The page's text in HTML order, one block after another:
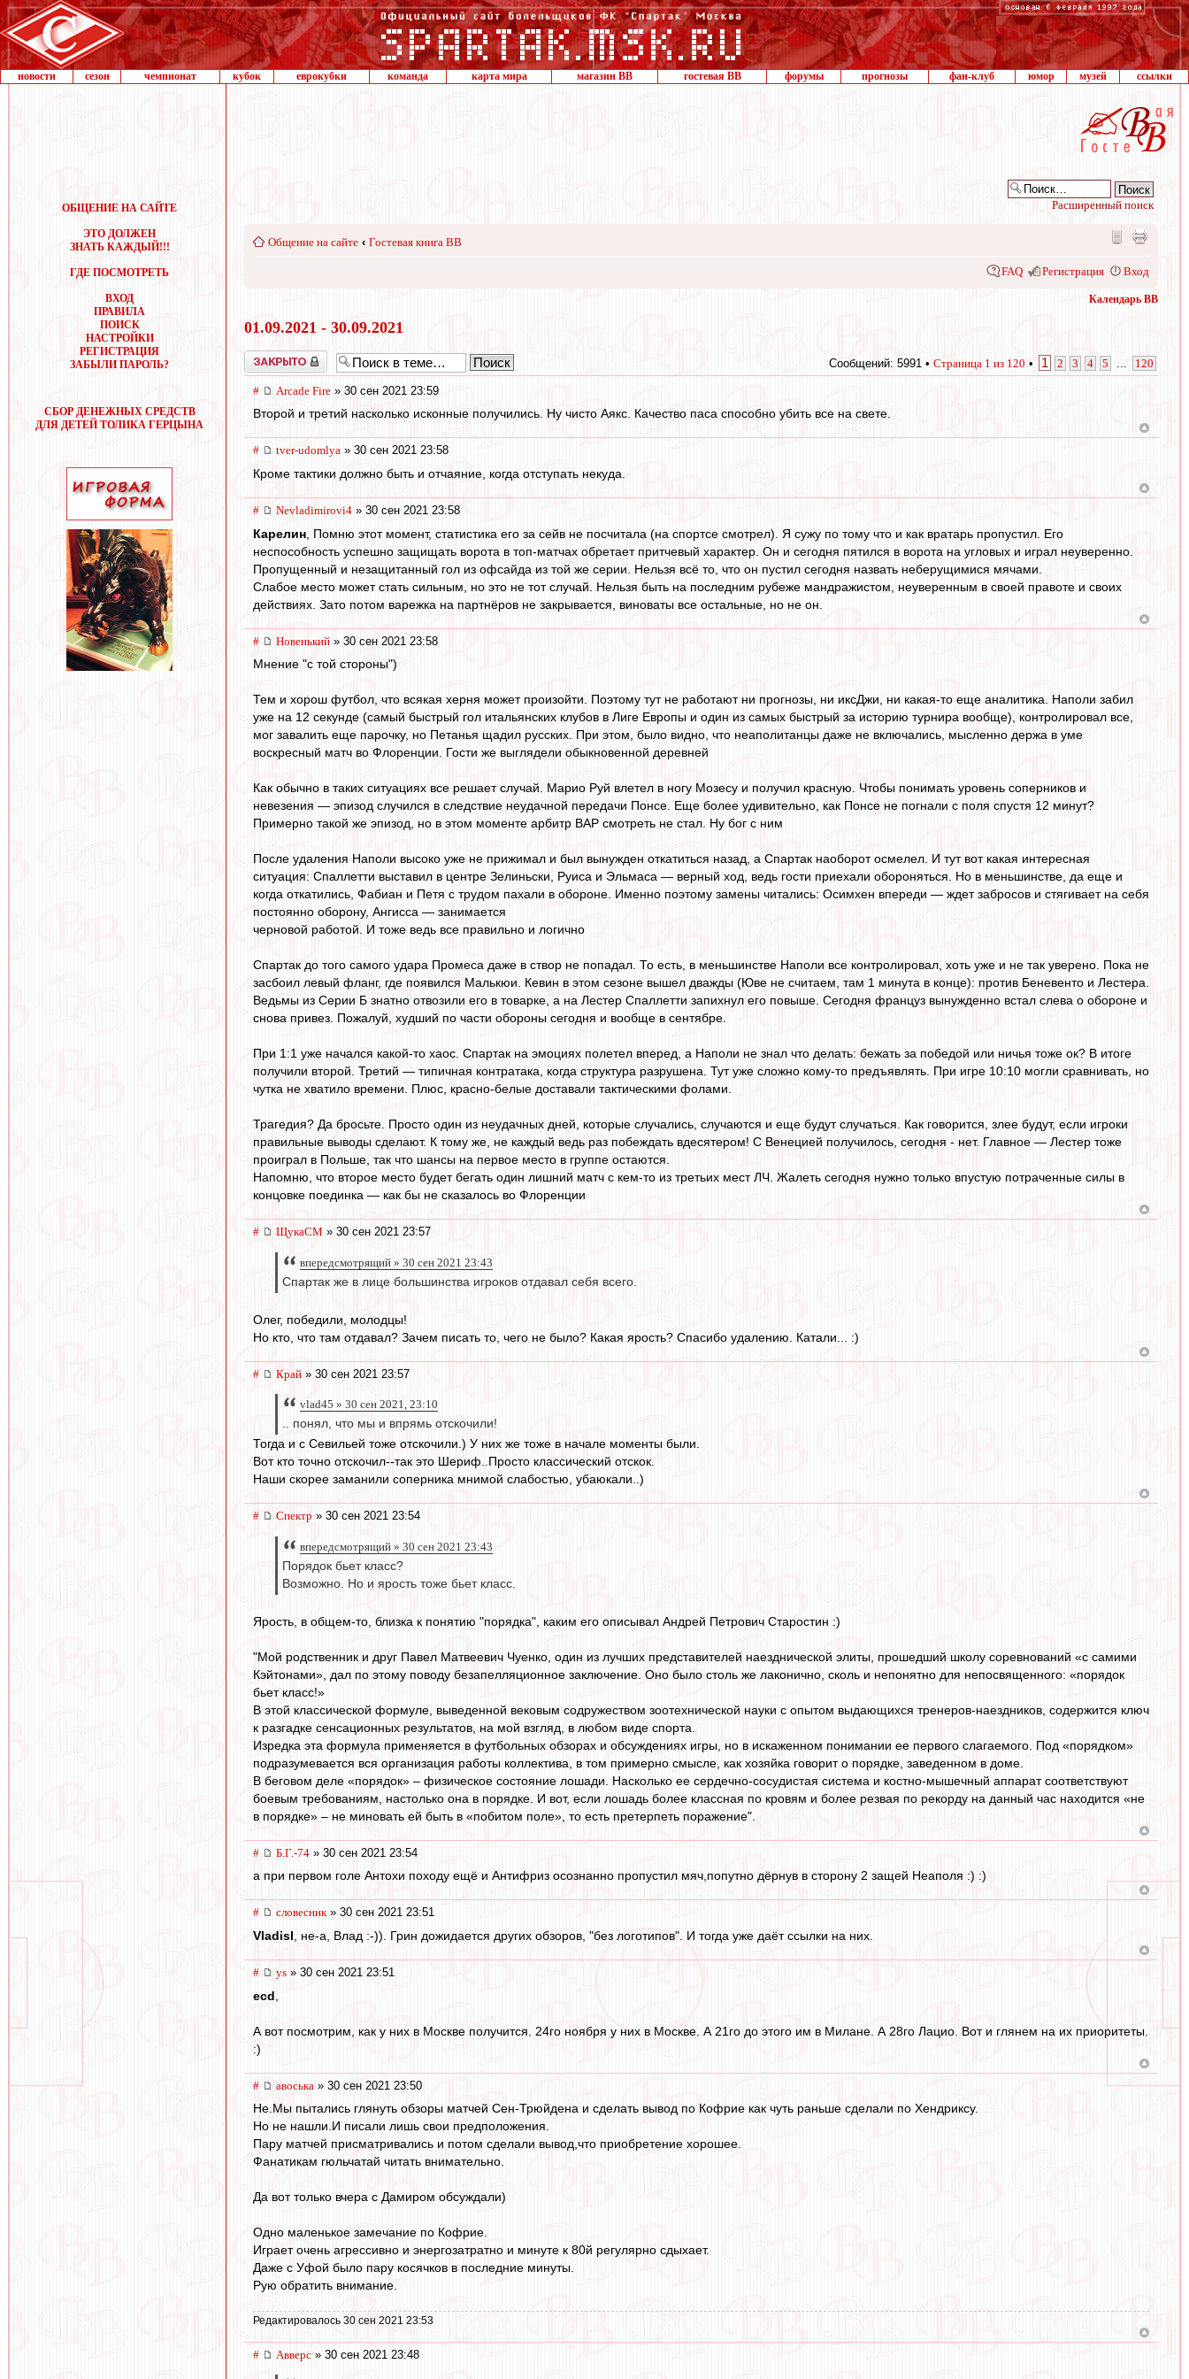
новости сезон чемпионат кубок еврокубки команда карта мира магазин ВВ гостевая ВВ форумы прогнозы фан-клуб юмор музей ссылки
ОБЩЕНИЕ НА САЙТЕ
ЭТО ДОЛЖЕН
ЗНАТЬ КАЖДЫЙ!!!
ГДЕ ПОСМОТРЕТЬ
ВХОД
ПРАВИЛА
ПОИСК
НАСТРОЙКИ
РЕГИСТРАЦИЯ
ЗАБЫЛИ ПАРОЛЬ?
СБОР ДЕНЕЖНЫХ СРЕДСТВ
ДЛЯ ДЕТЕЙ ТОЛИКА ГЕРЦЫНА
Расширенный поиск
Общение на сайте ‹ Гостевая книга ВВ
FAQ Регистрация Вход
Календарь ВВ
01.09.2021 - 30.09.2021
Закрыто Сообщений: 5991 • Страница 1 из 120 • 1 2 3 4 5 120
# Arcade Fire » 30 сен 2021 23:59
Второй и третий насколько исконные получились. Ну чисто Аякс. Качество паса способно убить все на свете.
# tver-udomlya » 30 сен 2021 23:58
Кроме тактики должно быть и отчаяние, когда отступать некуда.
# Nevladimirovi4 » 30 сен 2021 23:58
Карелин , Помню этот момент, статистика его за сейв не посчитала (на спортсе смотрел). Я сужу по тому что и как вратарь пропустил. Его
неспособность успешно защищать ворота в топ-матчах обретает притчевый характер. Он и сегодня пятился в ворота на угловых и играл неуверенно.
Пропущенный и незащитанный гол из офсайда из той же серии. Нельзя всё то, что он пустил сегодня назвать неберущимися мячами.
Слабое место может стать сильным, но это не тот случай. Нельзя быть на последним рубеже мандражистом, неуверенным в своей правоте и своих
действиях. Зато потом варежка на партнёров не закрывается, виноваты все остальные, но не он.
# Новенький » 30 сен 2021 23:58
Мнение "с той стороны")
Тем и хорош футбол, что всякая херня может произойти. Поэтому тут не работают ни прогнозы, ни иксДжи, ни какая-то еще аналитика. Наполи забил
уже на 12 секунде (самый быстрый гол итальянских клубов в Лиге Европы и один из самых быстрый за историю турнира вообще), контролировал все,
мог завалить еще парочку, но Петанья щадил русских. При этом, было видно, что неаполитанцы даже не включались, мысленно держа в уме
воскресный матч во Флоренции. Гости же выглядели обыкновенной деревней
Как обычно в таких ситуациях все решает случай. Марио Руй влетел в ногу Мозесу и получил красную. Чтобы понимать уровень соперников и
невезения — эпизод случился в следствие неудачной передачи Понсе. Еще более удивительно, как Понсе не погнали с поля спустя 12 минут?
Примерно такой же эпизод, но в этом моменте арбитр ВАР смотреть не стал. Ну бог с ним
После удаления Наполи высоко уже не прижимал и был вынужден откатиться назад, а Спартак наоборот осмелел. И тут вот какая интересная
ситуация: Спаллетти выставил в центре Зелиньски, Руиса и Эльмаса — верный ход, ведь гости приехали обороняться. Но в меньшинстве, да еще и
когда откатились, Фабиан и Петя с трудом пахали в обороне. Именно поэтому замены читались: Осимхен впереди — ждет забросов и стягивает на себя
постоянно оборону, Ангисса — занимается
черновой работой. И тоже ведь все правильно и логично
Спартак до того самого удара Промеса даже в створ не попадал. То есть, в меньшинстве Наполи все контролировал, хоть уже и не так уверено. Пока не
засбоил левый фланг, где появился Малькюи. Кевин в этом сезоне вышел дважды (Юве не считаем, там 1 минута в конце): против Беневенто и Лестера.
Ведьмы из Серии Б знатно отвозили его в товарке, а на Лестер Спаллетти запихнул его повыше. Сегодня француз вынужденно встал слева о обороне и
снова привез. Пожалуй, худший по части обороны сегодня и вообще в сентябре.
При 1:1 уже начался какой-то хаос. Спартак на эмоциях полетел вперед, а Наполи не знал что делать: бежать за победой или ничья тоже ок? В итоге
получили второй. Третий — типичная контратака, когда структура разрушена. Тут уже сложно кому-то предъявлять. При игре 10:10 могли сравнивать, но
чутка не хватило времени. Плюс, красно-белые доставали тактическими фолами.
Трагедия? Да бросьте. Просто один из неудачных дней, которые случались, случаются и еще будут случаться. Как говорится, злее будут, если игроки
правильные выводы сделают. К тому же, не каждый ведь раз побеждать вдесятером! С Венецией получилось, сегодня - нет. Главное — Лестер тоже
проиграл в Польше, так что шансы на первое место в группе остаются.
Напомню, что второе место будет бегать один лишний матч с кем-то из третьих мест ЛЧ. Жалеть сегодня нужно только впустую потраченные силы в
концовке поединка — как бы не сказалось во Флоренции
# ЩукаСМ » 30 сен 2021 23:57
впередсмотрящий » 30 сен 2021 23:43
Спартак же в лице большинства игроков отдавал себя всего.
Олег, победили, молодцы!
Но кто, что там отдавал? Зачем писать то, чего не было? Какая ярость? Спасибо удалению. Катали... :)
# Край » 30 сен 2021 23:57
vlad45 » 30 сен 2021, 23:10
.. понял, что мы и впрямь отскочили!
Тогда и с Севильей тоже отскочили.) У них же тоже в начале моменты были.
Вот кто точно отскочил--так это Шериф..Просто классический отскок.
Наши скорее заманили соперника мнимой слабостью, убаюкали..)
# Спектр » 30 сен 2021 23:54
впередсмотрящий » 30 сен 2021 23:43
Порядок бьет класс?
Возможно. Но и ярость тоже бьет класс.
Ярость, в общем-то, близка к понятию "порядка", каким его описывал Андрей Петрович Старостин :)
"Мой родственник и друг Павел Матвеевич Чуенко, один из лучших представителей наезднической элиты, прошедший школу соревнований «с самими
Кэйтонами», дал по этому поводу безапелляционное заключение. Оно было столь же лаконично, сколь и непонятно для непосвященного: «порядок
бьет класс!»
В этой классической формуле, выведенной вековым содружеством зоотехнической науки с опытом выдающихся тренеров-наездников, содержится ключ
к разгадке сенсационных результатов, на мой взгляд, в любом виде спорта.
Изредка эта формула применяется в футбольных обзорах и обсуждениях игры, но в искаженном понимании ее первого слагаемого. Под «порядком»
подразумевается вся организация работы коллектива, в том примерно смысле, как хозяйка говорит о порядке, заведенном в доме.
В беговом деле «порядок» – физическое состояние лошади. Насколько ее сердечно-сосудистая система и костно-мышечный аппарат соответствуют
боевым требованиям, настолько она в порядке. И вот, если лошадь более классная по кровям и более резвая по рекорду на данный час находится «не
в порядке» – не миновать ей быть в «побитом поле», то есть претерпеть поражение".
# Б.Г.-74 » 30 сен 2021 23:54
а при первом голе Антохи походу ещё и Антифриз осознанно пропустил мяч,попутно дёрнув в сторону 2 защей Неаполя :) :)
# словесник» 30 сен 2021 23:51
Vladisl , не-а, Влад :-)). Грин дожидается других обзоров, "без логотипов". И тогда уже даёт ссылки на них.
# ys » 30 сен 2021 23:51
ecd
А вот посмотрим, как у них в Москве получится. 24го ноября у них в Москве. А 21го до этого им в Милане. А 28го Лацио. Вот и глянем на их приоритеты.
:)
# авоська » 30 сен 2021 23:50
Не.Мы пытались глянуть обзоры матчей Сен-Трюйдена и сделать вывод по Кофрие как чуть раньше сделали по Хендриксу.
Но не нашли.И писали лишь свои предположения.
Пару матчей присматривались и потом сделали вывод,что приобретение хорошее.
Фанатикам гюльчатай читать внимательно.
Да вот только вчера с Дамиром обсуждали)
Одно маленькое замечание по Кофрие.
Играет очень агрессивно и энергозатратно и минуте к 80й регулярно сдыхает.
Даже с Уфой было пару косячков в последние минуты.
Рую обратить внимание.
Редактировалось 30 сен 2021 23:53
# Авверс » 30 сен 2021 23:48